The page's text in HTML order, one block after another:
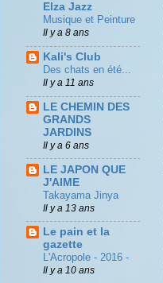
Elza Jazz
Musique et Peinture
Il y a 8 ans
Kali's Club
Des chats en été...
Il y a 11 ans
LE CHEMIN DES
GRANDS
JARDINS
Il y a 6 ans
LE JAPON QUE
J'AIME
Takayama Jinya
Il y a 13 ans
Le pain et la
gazette
L'Acropole - 2016 -
Il y a 10 ans